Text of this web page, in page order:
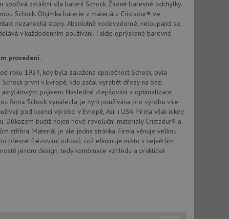
zvláštní síla baterií Schock. Žádné barevné odchylky.
Schock. Objímka baterie z materiálu Cristadur® ve
nezanechá stopy. Absolutně vodovzdorné, neloupající se,
v každodenním používání. Takže oprýskané barevné
provedení.
roku 1924, kdy byla založena společnost Schock, byla
první v Evropě, kdo začal vyrábět dřezy na bázi
pojivem. Následné zlepšování a optimalizace
firma Schock vynalezla, je nyní používána pro výrobu více
pod licencí výrobci v Evropě, Asii i USA. Firma však nikdy
Důkazem budiž nejen nové revoluční materiály Cristadur® a
stříbra. Materiál je ale jedna stránka. Firma věnuje velkou
přesné frézování odtoků, což eliminuje místo s největším
jenom design, tedy kombinace vzhledu a praktické
koncový uživatel
webu.
ale pokud je
pravděpodobně
ale pokud je
pravděpodobně
DoubleClick
zjistila, zda prohlížeč
ke sledování
Doubleclick a
uživatel používá
koncový uživatel
webu.
ke sledování
vložená do